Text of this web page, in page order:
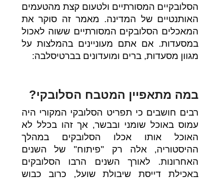
הסלובקיים המסורתיים ולטעום קצת מהטעמים
האותנטיים של המדינה. מאמר זה סוקר את
המאכלים הסלובקים המסורתיים ששוה לאכול
במסעדות. אם אתם מעוניינים בהמלצות על
מגוון מסעדות, ברים ומועדונים בברטיסלבה:
במה מתאפיין המטבח הסלובקי?
רבים חושבים כי תפריט הסלובקי המקורי היה
עמוס באוכל שומני ובבשר, אך זהו בכלל לא
האוכל אותו אכלו הסלובקים במהלך
ההיסטוריה, אלה רק "פיתוח" של השנים
האחרונות. לאורך השנים הרבו הסלובקים
באכילת דייסת שיבולת שועל, כרוב כבוש